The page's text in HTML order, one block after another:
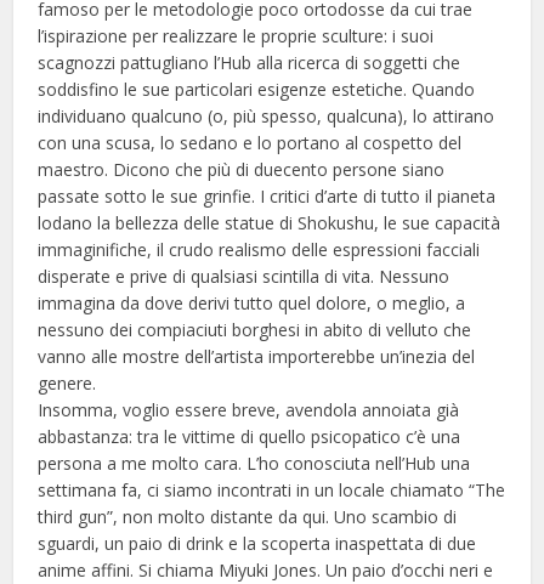
famoso per le metodologie poco ortodosse da cui trae
l’ispirazione per realizzare le proprie sculture: i suoi
scagnozzi pattugliano l’Hub alla ricerca di soggetti che
soddisfino le sue particolari esigenze estetiche. Quando
individuano qualcuno (o, più spesso, qualcuna), lo attirano
con una scusa, lo sedano e lo portano al cospetto del
maestro. Dicono che più di duecento persone siano
passate sotto le sue grinfie. I critici d’arte di tutto il pianeta
lodano la bellezza delle statue di Shokushu, le sue capacità
immaginifiche, il crudo realismo delle espressioni facciali
disperate e prive di qualsiasi scintilla di vita. Nessuno
immagina da dove derivi tutto quel dolore, o meglio, a
nessuno dei compiaciuti borghesi in abito di velluto che
vanno alle mostre dell’artista importerebbe un’inezia del
genere.
Insomma, voglio essere breve, avendola annoiata già
abbastanza: tra le vittime di quello psicopatico c’è una
persona a me molto cara. L’ho conosciuta nell’Hub una
settimana fa, ci siamo incontrati in un locale chiamato “The
third gun”, non molto distante da qui. Uno scambio di
sguardi, un paio di drink e la scoperta inaspettata di due
anime affini. Si chiama Miyuki Jones. Un paio d’occhi neri e